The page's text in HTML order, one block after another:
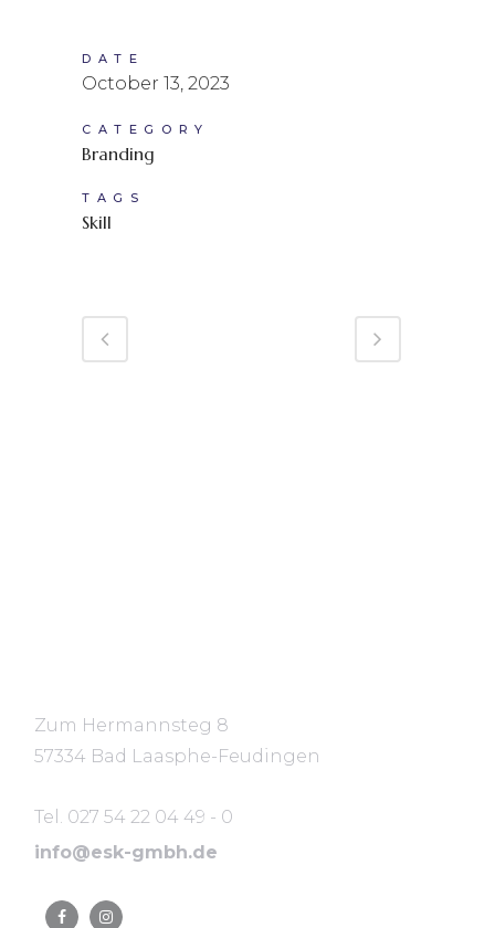
DATE
October 13, 2023
CATEGORY
Branding
TAGS
Skill
Zum Hermannsteg 8
57334 Bad Laasphe-Feudingen
Tel. 027 54 22 04 49 - 0
info@esk-gmbh.de